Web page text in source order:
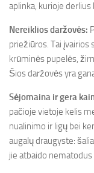
aplinka, kurioje
Nereiklios daržovės:
priežiūros. Tai įvairios
krūminės pupelės,
Šios daržovės yra
Sėjomaina ir gera
pačioje vietoje kelis
nualinimo ir ligų bei
augalų draugyste:
jie atbaido